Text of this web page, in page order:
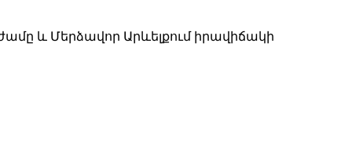
և Մերձավոր Արևելքում իրավիճակի